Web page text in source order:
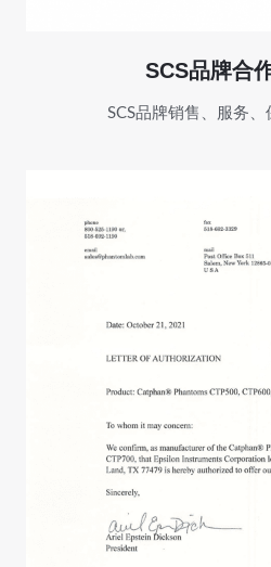
SCS品牌合
SCS品牌销售、服务